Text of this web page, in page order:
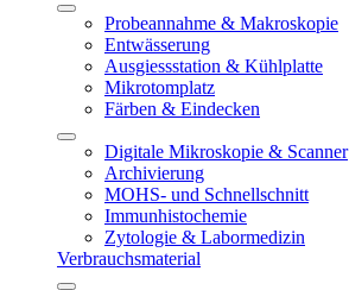
Probeannahme & Makroskopie
Entwässerung
Ausgiessstation & Kühlplatte
Mikrotomplatz
Färben & Eindecken
Digitale Mikroskopie & Scanner
Archivierung
MOHS- und Schnellschnitt
Immunhistochemie
Zytologie & Labormedizin
Verbrauchsmaterial